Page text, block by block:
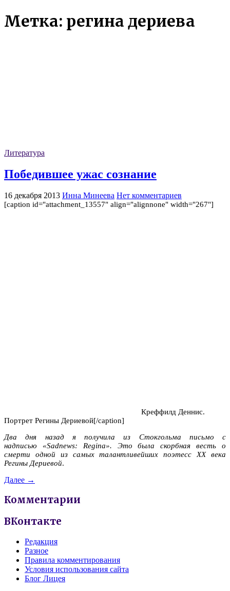
Метка: регина дериева
Литература
Победившее ужас сознание
16 декабря 2013 Инна Минеева Нет комментариев
[caption id="attachment_13557" align="alignnone" width="267"]
Креффилд Деннис.
Портрет Регины Дериевой[/caption]
Два дня назад я получила из Стокгольма письмо с
надписью «Sadnews: Regina». Это была скорбная весть о
смерти одной из самых талантливейших поэтесс XXвека
Регины Дериевой.
Далее →
Комментарии
ВКонтакте
Редакция
Разное
Правила комментирования
Условия использования сайта
Блог Лицея